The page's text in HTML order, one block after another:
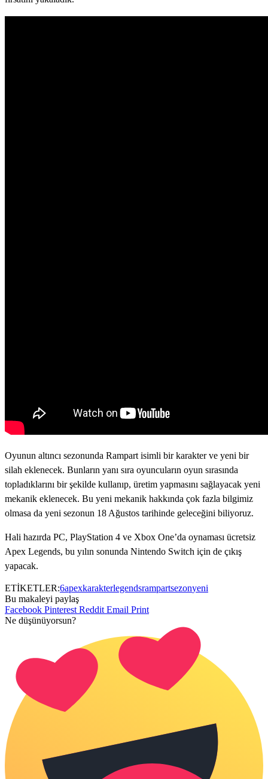
Oyunun altıncı sezonunda Rampart isimli bir karakter ve yeni bir
silah eklenecek. Bunların yanı sıra oyuncuların oyun sırasında
topladıklarını bir şekilde kullanıp, üretim yapmasını sağlayacak yeni
mekanik eklenecek. Bu yeni mekanik hakkında çok fazla bilgimiz
olmasa da yeni sezonun 18 Ağustos tarihinde geleceğini biliyoruz.
Hali hazırda PC, PlayStation 4 ve Xbox One’da oynaması ücretsiz
Apex Legends, bu yılın sonunda Nintendo Switch için de çıkış
yapacak.
ETİKETLER:6apexkarakterlegendsrampartsezonyeni
Bu makaleyi paylaş
Facebook Pinterest Reddit Email Print
Ne düşünüyorsun?